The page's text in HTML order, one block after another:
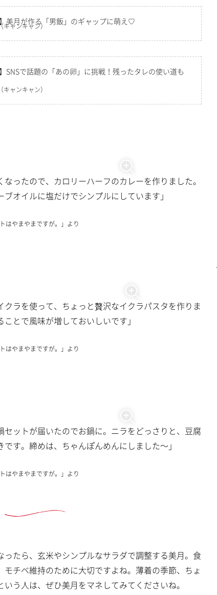
美月が作る「男飯」のギャップに萌え♡
キャンキャン）
SNSで話題の「あの卵」に挑戦！残ったタレの使い道も
（キャンキャン）
なったので、カロリーハーフのカレーを作りました。
オイルに塩だけでシンプルにしています」
はやまやまですが。」より
クラを使って、ちょっと贅沢なイクラパスタを作りま
とで風味が増しておいしいです」
はやまやまですが。」より
セットが届いたのでお鍋に。ニラをどっさりと、豆腐
す。締めは、ちゃんぽんめんにしました〜」
はやまやまですが。」より
たら、玄米やシンプルなサラダで調整する美月。食
チベ維持のために大切ですよね。薄着の季節、ちょ
う人は、ぜひ美月をマネしてみてくださいね。